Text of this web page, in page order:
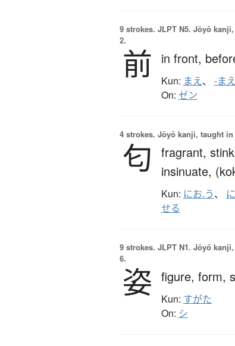
9 strokes. JLPT N5. Jōyō
2.
前 in front,
Kun: まえ、 -まえ
On: ゼン
4 strokes. Jōyō kanji, taught
匂 fragrant,
insinuate,
Kun: にお.う、
せる
9 strokes. JLPT N1. Jōyō
6.
姿 figure, form,
Kun: すがた
On: シ